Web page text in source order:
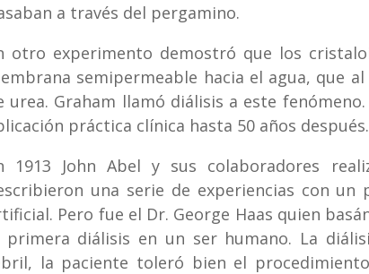
a través del pergamino.
otro experimento demostró que los
semipermeable hacia el agua, que
urea. Graham llamó diálisis a este
práctica clínica hasta 50 años después.
1913 John Abel y sus colaboradores
una serie de experiencias con
Pero fue el Dr. George Haas quien
primera diálisis en un ser humano. La
la paciente toleró bien el